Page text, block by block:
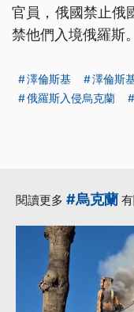
官員，俄國禁止俄
禁他們入境俄羅斯。
澤倫斯基
澤倫斯
俄羅斯入侵烏克蘭
閱讀更多 #烏克蘭